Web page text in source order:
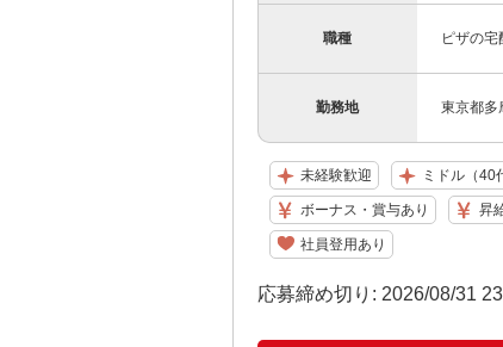
職種 ピザの
勤務地 東京都
未経験歓迎 ミドル（40
ボーナス・賞与あり 昇
社員登用あり
応募締め切り: 2026/08/31